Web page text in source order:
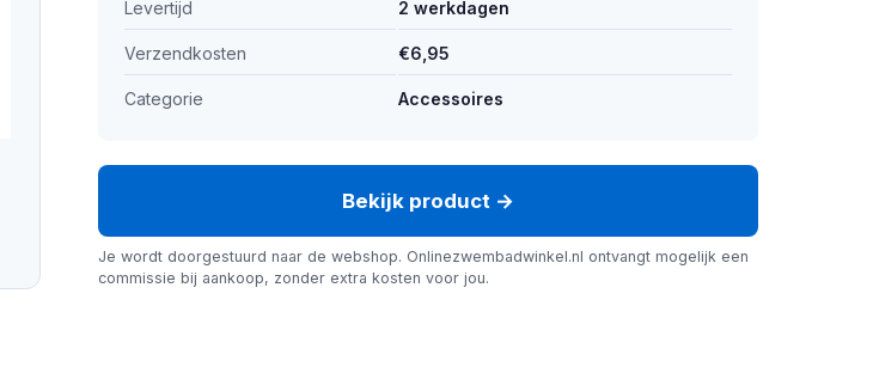
Levertijd 2 werkdagen
Verzendkosten €6,95
Categorie Accessoires
Bekijk product →
Je wordt doorgestuurd naar de webshop. Onlinezwembadwinkel.nl ontvangt mogelijk een
commissie bij aankoop, zonder extra kosten voor jou.